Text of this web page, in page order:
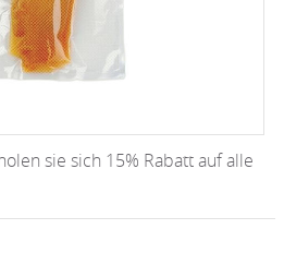
sie sich 15% Rabatt auf alle